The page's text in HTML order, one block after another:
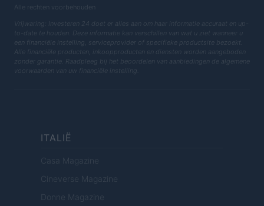
Alle rechten voorbehouden
Vrijwaring: Investeren 24 doet er alles aan om haar informatie accuraat en up-
to-date te houden. Deze informatie kan verschillen van wat u ziet wanneer u
een financiële instelling, serviceprovider of specifieke productsite bezoekt.
Alle financiële producten, inkoopproducten en diensten worden aangeboden
zonder garantie. Raadpleeg bij het beoordelen van aanbiedingen de algemene
voorwaarden van uw financiële instelling.
ITALIË
Casa Magazine
Cineverse Magazine
Donne Magazine